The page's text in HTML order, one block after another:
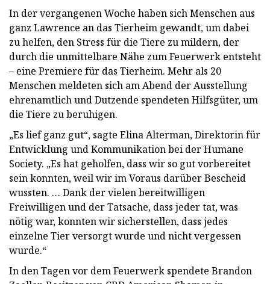
In der vergangenen Woche haben sich Menschen aus
ganz Lawrence an das Tierheim gewandt, um dabei
zu helfen, den Stress für die Tiere zu mildern, der
durch die unmittelbare Nähe zum Feuerwerk entsteht
– eine Premiere für das Tierheim. Mehr als 20
Menschen meldeten sich am Abend der Ausstellung
ehrenamtlich und Dutzende spendeten Hilfsgüter, um
die Tiere zu beruhigen.
„Es lief ganz gut“, sagte Elina Alterman, Direktorin für
Entwicklung und Kommunikation bei der Humane
Society. „Es hat geholfen, dass wir so gut vorbereitet
sein konnten, weil wir im Voraus darüber Bescheid
wussten. … Dank der vielen bereitwilligen
Freiwilligen und der Tatsache, dass jeder tat, was
nötig war, konnten wir sicherstellen, dass jedes
einzelne Tier versorgt wurde und nicht vergessen
wurde.“
In den Tagen vor dem Feuerwerk spendete Brandon